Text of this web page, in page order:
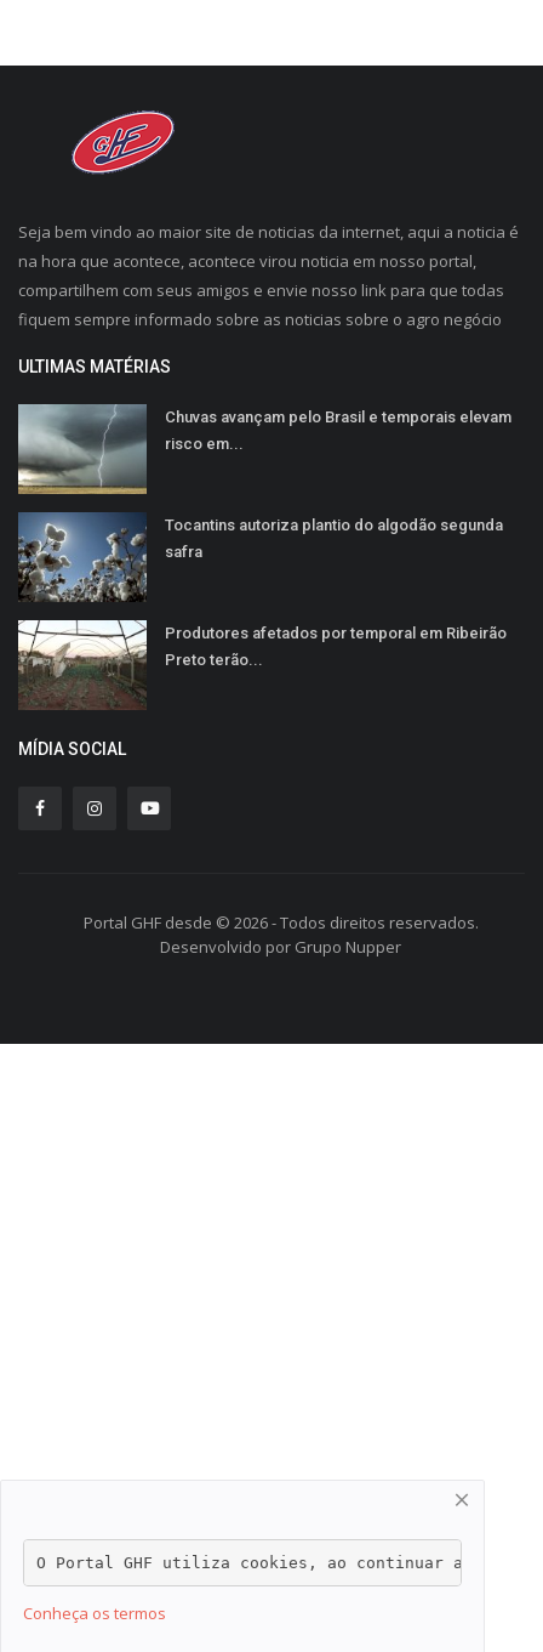
Seja bem vindo ao maior site de noticias da internet, aqui a noticia é
na hora que acontece, acontece virou noticia em nosso portal,
compartilhem com seus amigos e envie nosso link para que todas
fiquem sempre informado sobre as noticias sobre o agro negócio
ULTIMAS MATÉRIAS
Chuvas avançam pelo Brasil e temporais elevam
risco em...
Tocantins autoriza plantio do algodão segunda
safra
Produtores afetados por temporal em Ribeirão
Preto terão...
MÍDIA SOCIAL
Portal GHF desde © 2026 - Todos direitos reservados.
Desenvolvido por Grupo Nupper
O Portal GHF utiliza cookies, ao continuar a
Conheça os termos